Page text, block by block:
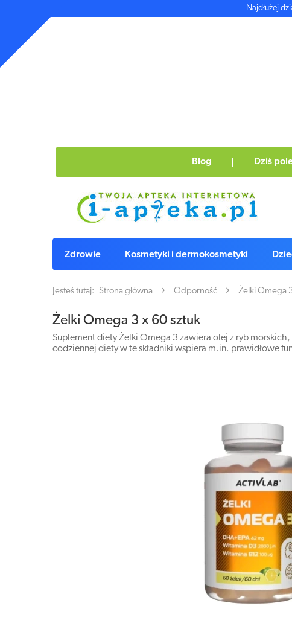
Najdłużej
Blog Dziś
Zdrowie Kosmetyki i dermokosmetyki
Jesteś tutaj: Strona główna Odporność Żelki Omega
Żelki Omega 3 x 60 sztuk
Suplement diety Żelki Omega 3 zawiera olej z ryb
codziennej diety w te składniki wspiera m.in. prawidłowe